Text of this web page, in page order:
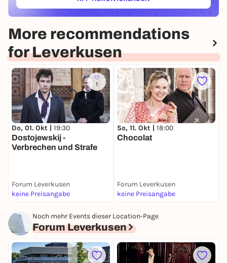
(ÖFFNET IN NEUEM TAB)
More recommendations
for Leverkusen
1
Do, 01. Okt | 19:30
Dostojewskij -
Verbrechen und Strafe
Forum Leverkusen
keine Preisangabe
So, 11. Okt | 18:00
Chocolat
Forum Leverkusen
keine Preisangabe
Noch mehr Events dieser Location-Page
Forum Leverkusen